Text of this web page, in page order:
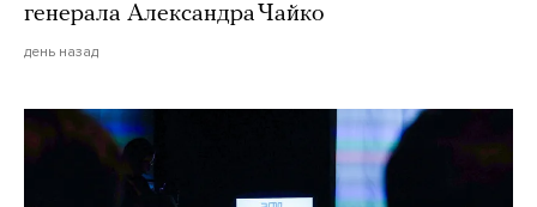
генерала Александра Чайко
день назад